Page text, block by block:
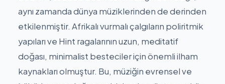
aynı zamanda dünya müziklerinden de derinden
etkilenmiştir. Afrikalı vurmalı çalgıların poliritmik
yapıları ve Hint ragalarının uzun, meditatif
doğası, minimalist besteciler için önemli ilham
kaynakları olmuştur. Bu, müziğin evrensel ve